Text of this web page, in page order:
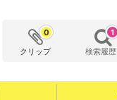
クリップ
0
検索履歴
1